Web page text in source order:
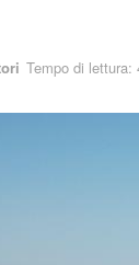
Tempo di lettura: